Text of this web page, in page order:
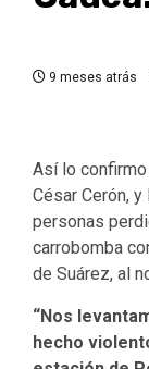
9 meses atrás
Así lo
César Cerón,
personas
carrobomba
de Suárez, al
“Nos
hecho